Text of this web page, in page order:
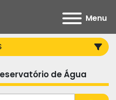
Menu
de Água